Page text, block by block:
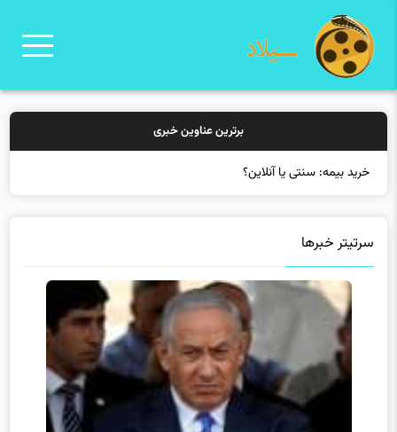
برترین عناوین خبری
خرید بیمه: سنتی یا آنلاین؟ کدامیک ت
سرتیتر خبرها